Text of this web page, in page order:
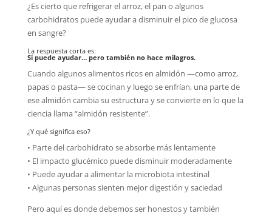
¿Es cierto que refrigerar el arroz, el pan o algunos
carbohidratos puede ayudar a disminuir el pico de glucosa
en sangre?
La respuesta corta es:
Sí puede ayudar… pero también no hace milagros.
Cuando algunos alimentos ricos en almidón —como arroz,
papas o pasta— se cocinan y luego se enfrían, una parte de
ese almidón cambia su estructura y se convierte en lo que la
ciencia llama “almidón resistente”.
¿Y qué significa eso?
• Parte del carbohidrato se absorbe más lentamente
• El impacto glucémico puede disminuir moderadamente
• Puede ayudar a alimentar la microbiota intestinal
• Algunas personas sienten mejor digestión y saciedad
Pero aquí es donde debemos ser honestos y también